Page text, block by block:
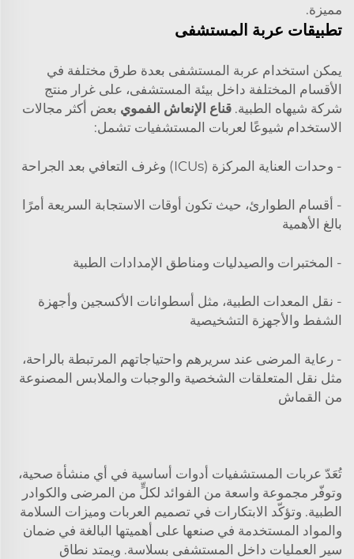
مميزة.
تطبيقات عربة المستشفى
يمكن استخدام عربة المستشفى بعدة طرق مختلفة في
الأقسام المختلفة داخل بيئة المستشفى، على غرار منتج
شركة شيهاه الطبية. قناع الإنعاش الفموي بعض أكثر مجالات
الاستخدام شيوعًا لعربات المستشفيات تشمل:
- وحدات العناية المركزة (ICUs) وغرف التعافي بعد الجراحة
- أقسام الطوارئ، حيث تكون أوقات الاستجابة السريعة أمرًا
بالغ الأهمية
- المختبرات والصيدليات ومناطق الإمدادات الطبية
- نقل المعدات الطبية، مثل أسطوانات الأكسجين وأجهزة
الشفط والأجهزة التشخيصية
- رعاية المرضى عند سريرهم واحتياجاتهم المرتبطة بالراحة،
مثل نقل المتعلقات الشخصية والوجبات والملابس المصنوعة
من القماش
تُعَدّ عربات المستشفيات أدوات أساسية في أي منشأة صحية،
وتوفّر مجموعة واسعة من الفوائد لكلٍّ من المرضى والكوادر
الطبية. وتؤكّد الابتكارات في تصميم العربات وميزات السلامة
والمواد المستخدمة في صنعها على أهميتها البالغة في ضمان
سير العمليات داخل المستشفى بسلاسة. ويمتد نطاق